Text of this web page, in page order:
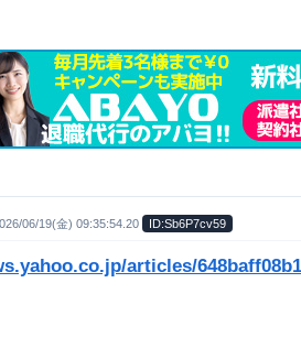
06/19(金) 09:35:54.20 ID:Sb6P7cv59
articles/